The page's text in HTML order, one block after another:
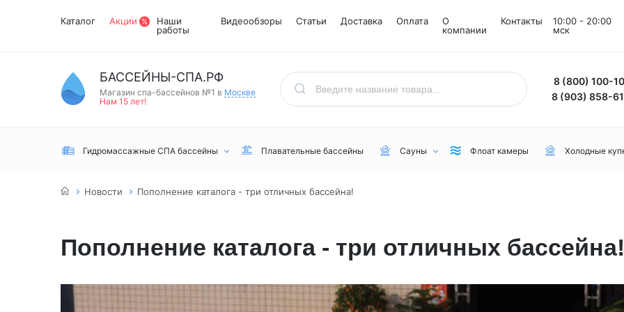
Каталог Акции
Наши
работы
Видеообзоры Статьи Доставка Оплата
О
компании
Контакты
10:00 - 20:00
мск
БАССЕЙНЫ-СПА.РФ
Магазин спа-бассейнов №1 в Москве
Нам 15 лет!
8 (800) 100-
8 (903) 858-
Гидромассажные СПА бассейны
Для дачи
Для коммерческого пользования
Для зимы
Lovia Spa
Плавательные бассейны Сауны
сауны
Соляные комнаты
Флоат камеры Холодные
Новости Пополнение каталога - три отличных бассейна!
Пополнение каталога - три отличных бассейна!